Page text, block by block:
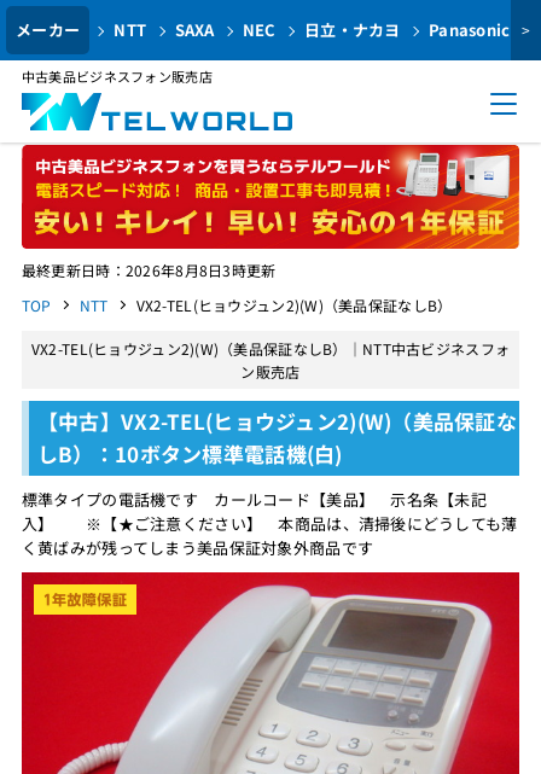
メーカー NTT SAXA NEC 日立・ナカヨ Panasonic >
中古美品ビジネスフォン販売店
最終更新日時：2026年8月8日3時更新
TOP
NTT VX2-TEL(ヒョウジュン2)(W)（美品保証なしB）
VX2-TEL(ヒョウジュン2)(W)（美品保証なしB）｜NTT中古ビジネスフォ
ン販売店
【中古】VX2-TEL(ヒョウジュン2)(W)（美品保証な
しB）：10ボタン標準電話機(白)
標準タイプの電話機です カールコード【美品】 示名条【未記
入】 ※【★ご注意ください】 本商品は、清掃後にどうしても薄
く黄ばみが残ってしまう美品保証対象外商品です